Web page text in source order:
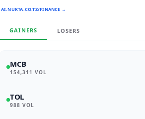
AI.NUKTA.CO.TZ/FINANCE →
GAINERS LOSERS
MCB
154,311 VOL
TOL
988 VOL